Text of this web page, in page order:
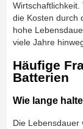
die Kosten durch
hohe
viele Jahre
Häufige
Batterien
Wie lange
Die Lebensdauer